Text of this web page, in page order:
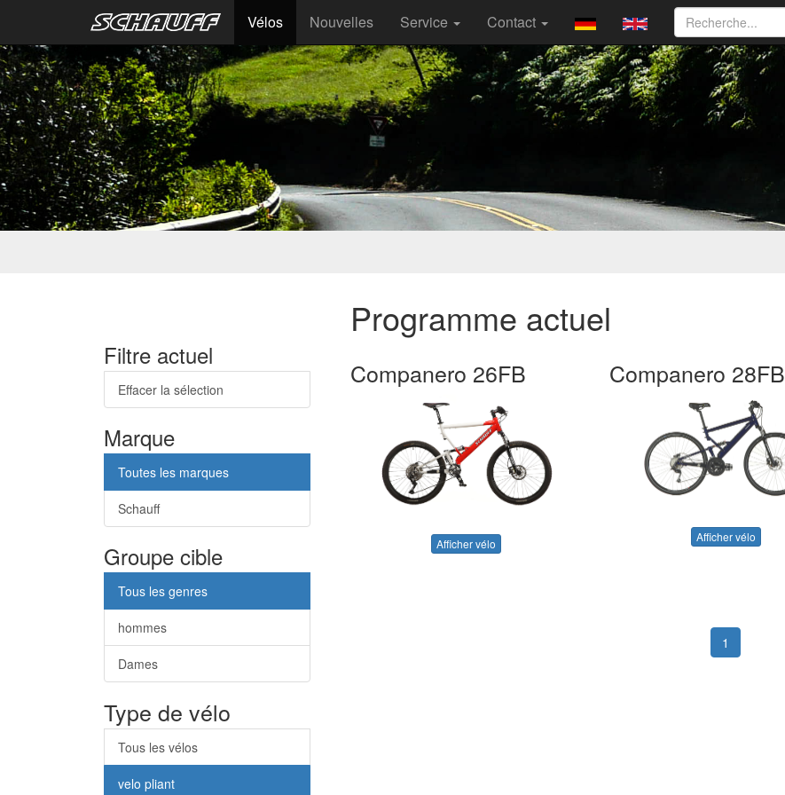
Vélos Nouvelles Service Contact
Programme actuel
Filtre actuel
Effacer la sélection
Marque
Toutes les marques
Schauff
Groupe cible
Tous les genres
hommes
Dames
Type de vélo
Tous les vélos
velo pliant
Companero 26FB
Afficher vélo
Companero 28FB
Afficher vélo
1